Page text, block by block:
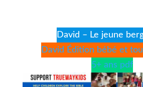
David – Le jeune
David Édition bébé et
5+ ans pdf